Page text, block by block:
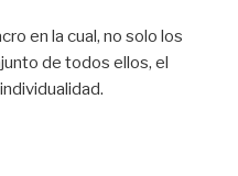
en la cual, no solo los
de todos ellos, el